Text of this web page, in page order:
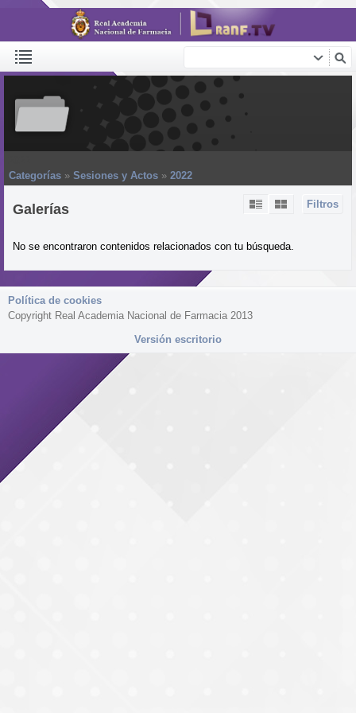
Categorías » Sesiones y Actos » 2022
Filtros
Galerías
No se encontraron contenidos relacionados con tu búsqueda.
Política de cookies
Copyright Real Academia Nacional de Farmacia 2013
Versión escritorio